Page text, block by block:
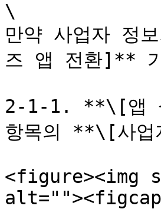
\
만약 사업자 정
즈 앱 전환]** 가
2-1-1. **\[앱
항목의 **\[사업
<figure><img